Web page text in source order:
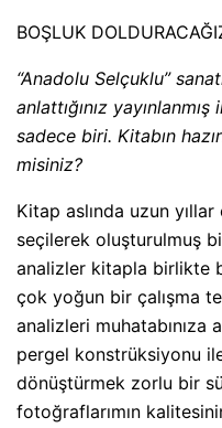
BOŞLUK
“Anadolu Selçuklu”
anlattığınız
sadece biri. Kitabın
misiniz?
Kitap aslında uzun yıllar
seçilerek oluşturulmuş
analizler kitapla birlikte
çok yoğun bir çalışma
analizleri
pergel konstrüksiyonu
dönüştürmek zorlu bir
fotoğraflarımın